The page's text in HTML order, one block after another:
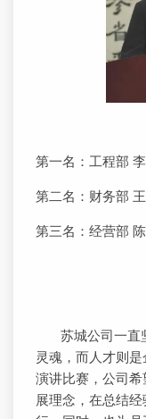
第一名：工程
第二名：财务
第三名：经营部
苏城公司一直
灵魂，而人才则
演讲比赛，公司
展理念，在总结